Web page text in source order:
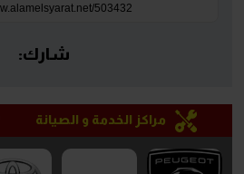
شارك:
مراكز الخدمة و الصيانة